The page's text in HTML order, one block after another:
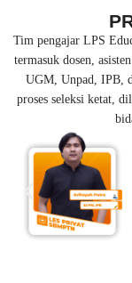
Tim pengajar LPS
termasuk dosen,
UGM, Unpad, IPB,
proses seleksi ketat,